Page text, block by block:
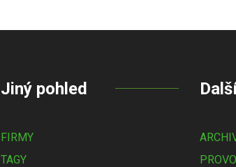
Jiný pohled
FIRMY
TAGY